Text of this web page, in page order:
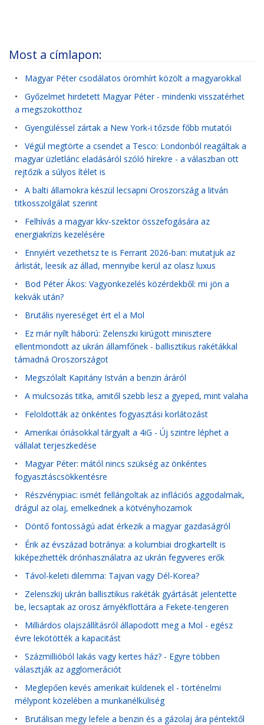
Most a címlapon:
• Magyar Péter csodálatos örömhírt közölt a magyarokkal
• Győzelmet hirdetett Magyar Péter - mindenki visszatérhet
a megszokotthoz
• Gyengüléssel zártak a New York-i tőzsde főbb mutatói
• Végül megtörte a csendet a Tesco: Londonból reagáltak a
magyar üzletlánc eladásáról szóló hírekre - a válaszban ott
rejtőzik a súlyos ítélet is
• A balti államokra készül lecsapni Oroszország a litván
titkosszolgálat szerint
• Felhívás a magyar kkv-szektor összefogására az
energiakrízis kezelésére
• Ennyiért vezethetsz te is Ferrarit 2026-ban: mutatjuk az
árlistát, leesik az állad, mennyibe kerül az olasz luxus
• Bod Péter Ákos: Vagyonkezelés közérdekből: mi jön a
kekvák után?
• Brutális nyereséget ért el a Mol
• Ez már nyílt háború: Zelenszki kirúgott minisztere
ellentmondott az ukrán államfőnek - ballisztikus rakétákkal
támadná Oroszországot
• Megszólalt Kapitány István a benzin áráról
• A mulcsozás titka, amitől szebb lesz a gyeped, mint valaha
• Feloldották az önkéntes fogyasztási korlátozást
• Amerikai óriásokkal tárgyalt a 4iG - Új szintre léphet a
vállalat terjeszkedése
• Magyar Péter: mától nincs szükség az önkéntes
fogyasztáscsökkentésre
• Részvénypiac: ismét fellángoltak az inflációs aggodalmak,
drágul az olaj, emelkednek a kötvényhozamok
• Döntő fontosságú adat érkezik a magyar gazdaságról
• Érik az évszázad botránya: a kolumbiai drogkartellt is
kiképezhették drónhasználatra az ukrán fegyveres erők
• Távol-keleti dilemma: Tajvan vagy Dél-Korea?
• Zelenszkij ukrán ballisztikus rakéták gyártását jelentette
be, lecsaptak az orosz árnyékflottára a Fekete-tengeren
• Milliárdos olajszállításról állapodott meg a Mol - egész
évre lekötötték a kapacitást
• Százmillióból lakás vagy kertes ház? - Egyre többen
választják az agglomerációt
• Meglepően kevés amerikait küldenek el - történelmi
mélypont közelében a munkanélküliség
• Brutálisan megy lefele a benzin és a gázolaj ára péntektől